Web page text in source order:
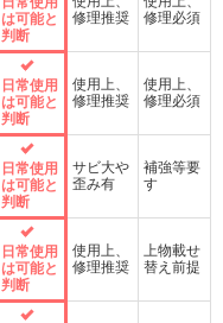
は可能と
判断
修理推奨
修理必須
日常使用
は可能と
判断
使用上、
修理推奨
使用上、
修理必須
日常使用
は可能と
判断
サビ大や
歪み有
補強等要
す
日常使用
は可能と
判断
使用上、
修理推奨
上物載せ
替え前提